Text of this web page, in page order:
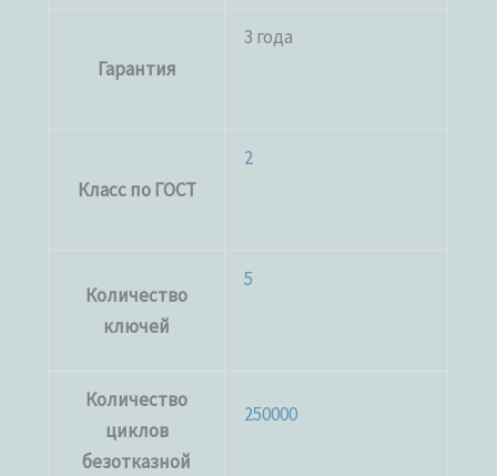
Гарантия
3 года
Класс по ГОСТ
2
Количество
ключей
5
Количество
циклов
безотказной
250000